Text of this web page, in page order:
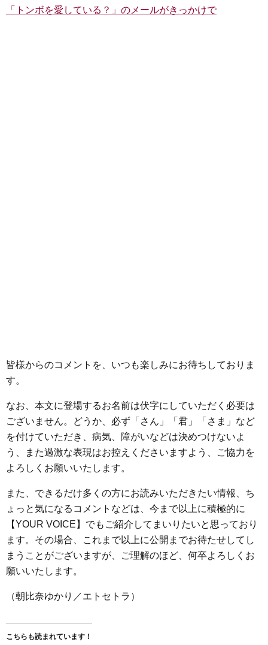
「トンボを愛している？」のメールがきっかけで
皆様からのコメントを、いつも楽しみにお待ちしておりま
す。
なお、本文に登場するお名前は伏字にしていただく必要は
ございません。どうか、必ず「さん」「君」「さま」など
を付けていただき、病気、障がいなどは決めつけないよ
う、また過激な表現はお控えくださいますよう、ご協力を
よろしくお願いいたします。
また、できるだけ多くの方にお読みいただきたい情報、ち
ょっと気になるコメントなどは、今まで以上に積極的に
【YOUR VOICE】でもご紹介してまいりたいと思っており
ます。その場合、これまで以上に公開までお待たせしてし
まうことがございますが、ご理解のほど、何卒よろしくお
願いいたします。
（朝比奈ゆかり／エトセトラ）
こちらも読まれています！